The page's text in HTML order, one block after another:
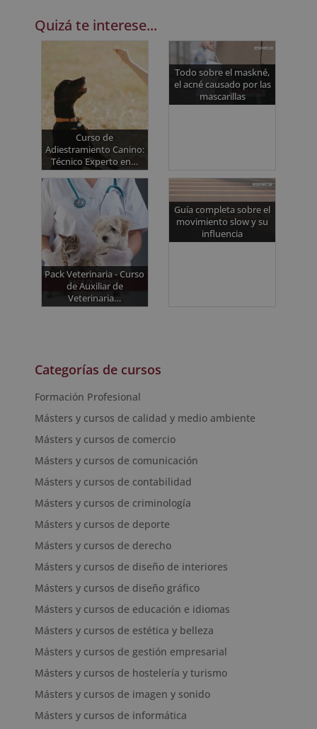
Quizá te interese...
Curso de
Adiestramiento Canino:
Técnico Experto en…
Todo sobre el maskné,
el acné causado por las
mascarillas
Pack Veterinaria - Curso
de Auxiliar de
Veterinaria…
Guía completa sobre el
movimiento slow y su
influencia
Categorías de cursos
Formación Profesional
Másters y cursos de calidad y medio ambiente
Másters y cursos de comercio
Másters y cursos de comunicación
Másters y cursos de contabilidad
Másters y cursos de criminología
Másters y cursos de deporte
Másters y cursos de derecho
Másters y cursos de diseño de interiores
Másters y cursos de diseño gráfico
Másters y cursos de educación e idiomas
Másters y cursos de estética y belleza
Másters y cursos de gestión empresarial
Másters y cursos de hostelería y turismo
Másters y cursos de imagen y sonido
Másters y cursos de informática